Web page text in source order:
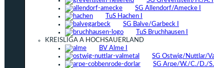
SG Allendorf/Amecke I
TuS Hachen I
SG Balve/Garbeck I
TuS Bruchhausen I
KREISLIGA A HOCHSAUERLAND
BV Alme I
SG Ostwig/Nuttlar/
SG Arpe/W./C./D./S. I